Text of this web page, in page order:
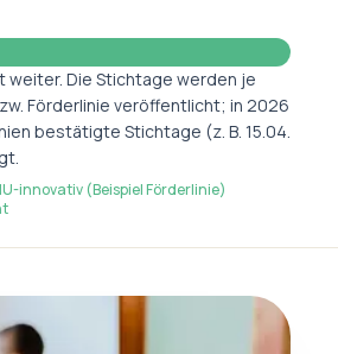
weiter. Die Stichtage werden je
Förderlinie veröffentlicht; in 2026
bestätigte Stichtage (z. B. 15.04.
innovativ (Beispiel Förderlinie)